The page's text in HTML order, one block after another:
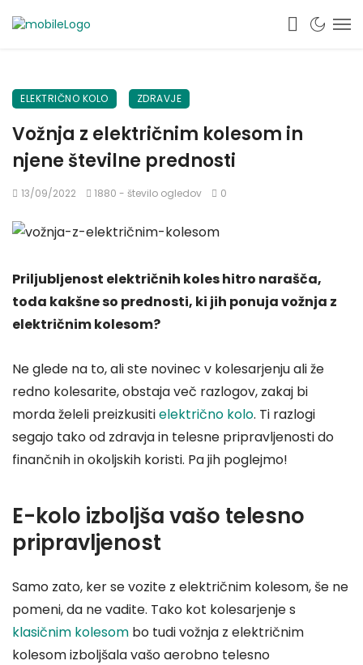
ELEKTRIČNO KOLO ZDRAVJE
Vožnja z električnim kolesom in
njene številne prednosti
13/09/2022 1880 - število ogledov 0
Priljubljenost električnih koles hitro narašča,
toda kakšne so prednosti, ki jih ponuja vožnja z
električnim kolesom?
Ne glede na to, ali ste novinec v kolesarjenju ali že
redno kolesarite, obstaja več razlogov, zakaj bi
morda želeli preizkusitielektrično kolo. Ti razlogi
segajo tako od zdravja in telesne pripravljenosti do
finančnih in okoljskih koristi. Pa jih poglejmo!
E-kolo izboljša vašo telesno
pripravljenost
Samo zato, ker se vozite z električnim kolesom, še ne
pomeni, da ne vadite. Tako kot kolesarjenje s
klasičnim kolesom bo tudi vožnja z električnim
kolesom izboljšala vašo aerobno telesno